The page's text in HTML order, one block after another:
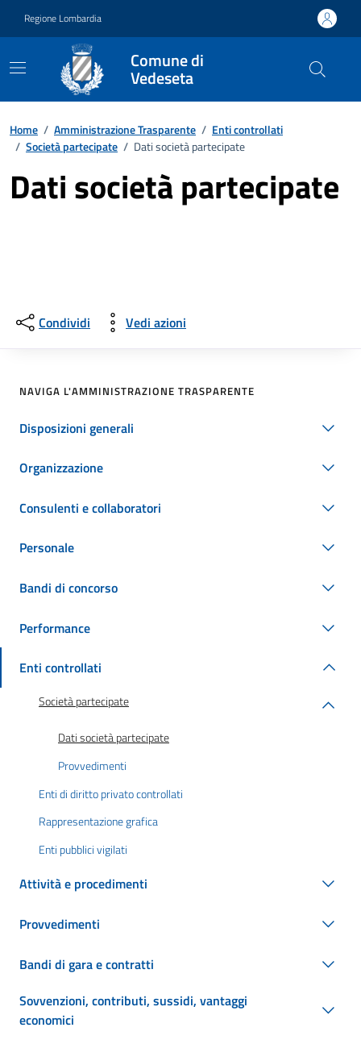
Regione Lombardia
Comune di
Vedeseta
Home / Amministrazione Trasparente / Enti controllati
/ Società partecipate / Dati società partecipate
Dati società partecipate
Condividi Vedi azioni
NAVIGA L'AMMINISTRAZIONE TRASPARENTE
Disposizioni generali
Organizzazione
Consulenti e collaboratori
Personale
Bandi di concorso
Performance
Enti controllati
Società partecipate
Dati società partecipate
Provvedimenti
Enti di diritto privato controllati
Rappresentazione grafica
Enti pubblici vigilati
Attività e procedimenti
Provvedimenti
Bandi di gara e contratti
Sovvenzioni, contributi, sussidi, vantaggi
economici